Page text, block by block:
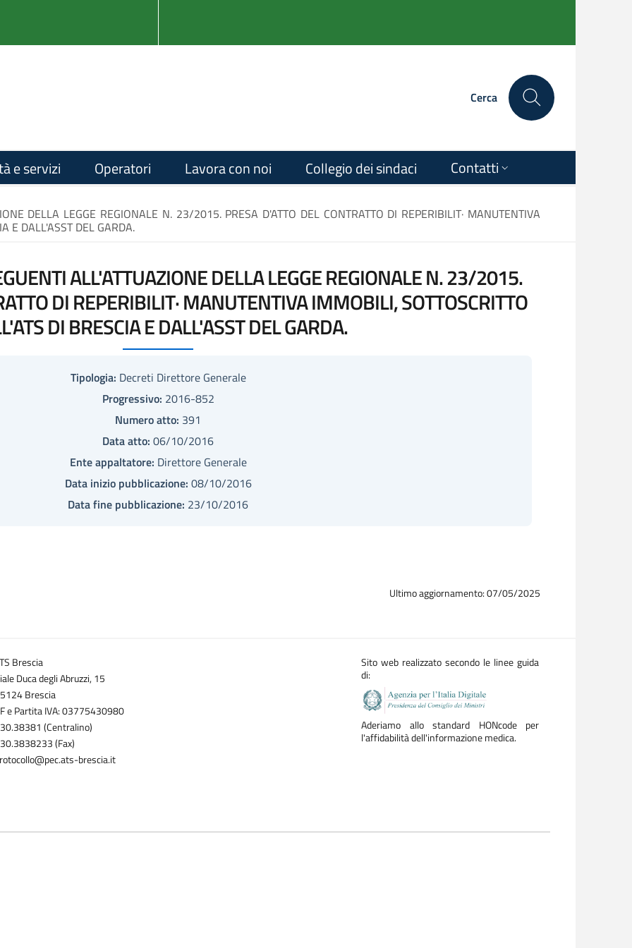
Cerca
e servizi Operatori Lavora con noi Collegio dei sindaci Contatti
DELLA LEGGE REGIONALE N. 23/2015. PRESA D'ATTO DEL CONTRATTO DI REPERIBILIT· MANUTENTIVA
E DALL'ASST DEL GARDA.
ALL'ATTUAZIONE DELLA LEGGE REGIONALE N. 23/2015.
DI REPERIBILIT· MANUTENTIVA IMMOBILI, SOTTOSCRITTO
DI BRESCIA E DALL'ASST DEL GARDA.
Tipologia: Decreti Direttore Generale
Progressivo: 2016-852
Numero atto: 391
Data atto: 06/10/2016
Ente appaltatore: Direttore Generale
Data inizio pubblicazione: 08/10/2016
Data fine pubblicazione: 23/10/2016
Ultimo aggiornamento: 07/05/2025
Brescia
Duca degli Abruzzi, 15
Brescia
e Partita IVA: 03775430980
(Centralino)
(Fax)
brescia.it
Sito web realizzato secondo le linee guida
di:
Aderiamo allo standard HONcode per
l'affidabilità dell'informazione medica.